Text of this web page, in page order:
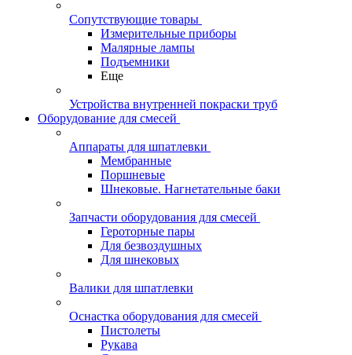
Сопутствующие товары
Измерительные приборы
Малярные лампы
Подъемники
Еще
Устройства внутренней покраски труб
Оборудование для смесей
Аппараты для шпатлевки
Мембранные
Поршневые
Шнековые. Нагнетательные баки
Запчасти оборудования для смесей
Героторные пары
Для безвоздушных
Для шнековых
Валики для шпатлевки
Оснастка оборудования для смесей
Пистолеты
Рукава